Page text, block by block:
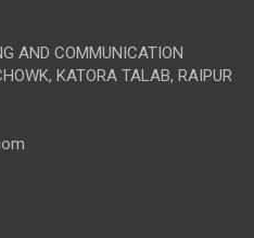
AND COMMUNICATION
KATORA TALAB, RAIPUR